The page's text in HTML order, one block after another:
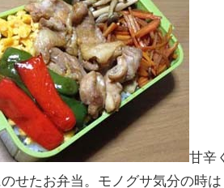
甘辛
せたお弁当。モノグサ気分の時